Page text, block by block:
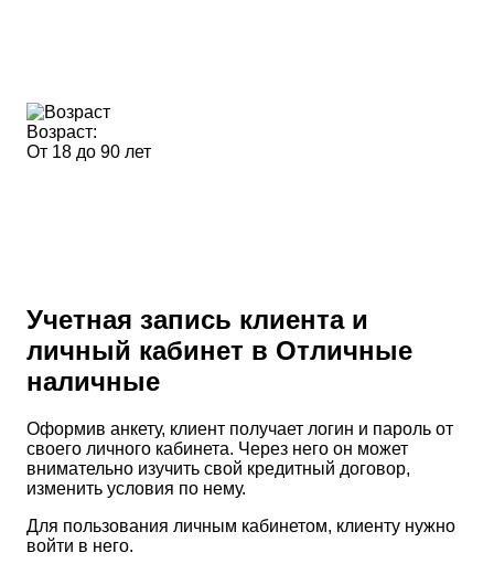
Возраст:
От 18 до 90 лет
Учетная запись клиента и
личный кабинет в Отличные
наличные
Оформив анкету, клиент получает логин и пароль от
своего личного кабинета. Через него он может
внимательно изучить свой кредитный договор,
изменить условия по нему.
Для пользования личным кабинетом, клиенту нужно
войти в него.